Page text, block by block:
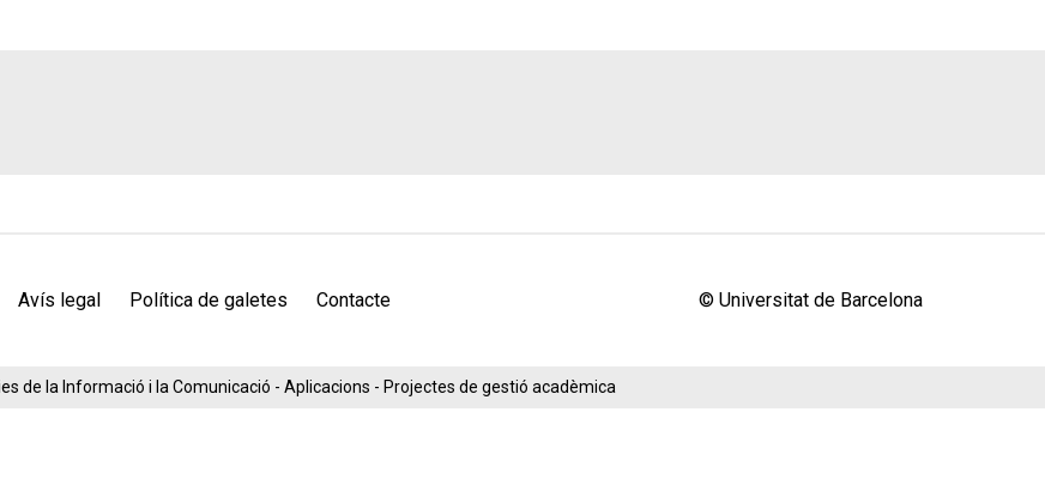
Avís legal Política de galetes Contacte © Universitat de Barcelona
de la Informació i la Comunicació - Aplicacions - Projectes de gestió acadèmica